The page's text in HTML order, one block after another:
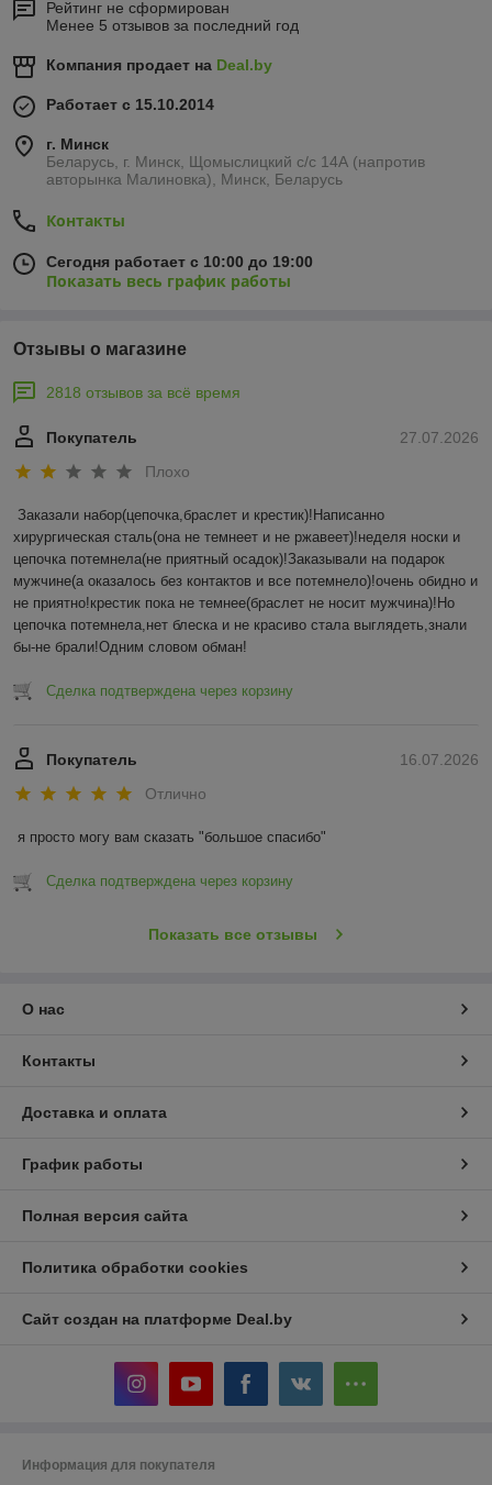
Рейтинг не сформирован
Менее 5 отзывов за последний год
Компания продает на Deal.by
Работает с 15.10.2014
г. Минск
Беларусь, г. Минск, Щомыслицкий с/с 14А (напротив
авторынка Малиновка), Минск, Беларусь
Контакты
Сегодня работает с 10:00 до 19:00
Показать весь график работы
Отзывы о магазине
2818 отзывов за всё время
27.07.2026
Покупатель
Плохо
Заказали набор(цепочка,браслет и крестик)!Написанно
хирургическая сталь(она не темнеет и не ржавеет)!неделя носки и
цепочка потемнела(не приятный осадок)!Заказывали на подарок
мужчине(а оказалось без контактов и все потемнело)!очень обидно и
не приятно!крестик пока не темнее(браслет не носит мужчина)!Но
цепочка потемнела,нет блеска и не красиво стала выглядеть,знали
бы-не брали!Одним словом обман!
Сделка подтверждена через корзину
16.07.2026
Покупатель
Отлично
я просто могу вам сказать "большое спасибо"
Сделка подтверждена через корзину
Показать все отзывы
О нас
Контакты
Доставка и оплата
График работы
Полная версия сайта
Политика обработки cookies
Сайт создан на платформе Deal.by
Информация для покупателя